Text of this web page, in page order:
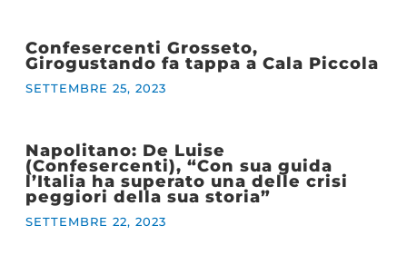
Confesercenti Grosseto,
Girogustando fa tappa a Cala Piccola
SETTEMBRE 25, 2023
Napolitano: De Luise
(Confesercenti), “Con sua guida
l’Italia ha superato una delle crisi
peggiori della sua storia”
SETTEMBRE 22, 2023